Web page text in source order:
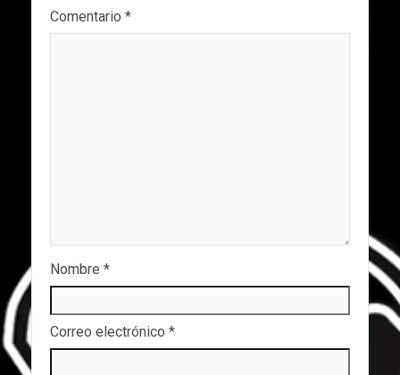
Comentario *
Nombre *
Correo electrónico *